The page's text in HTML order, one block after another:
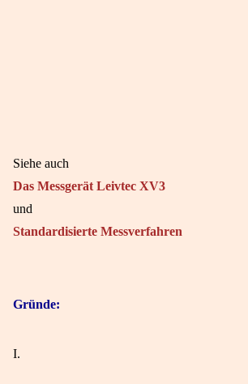
Siehe auch
Das Messgerät Leivtec XV3
und
Standardisierte Messverfahren
Gründe:
I.